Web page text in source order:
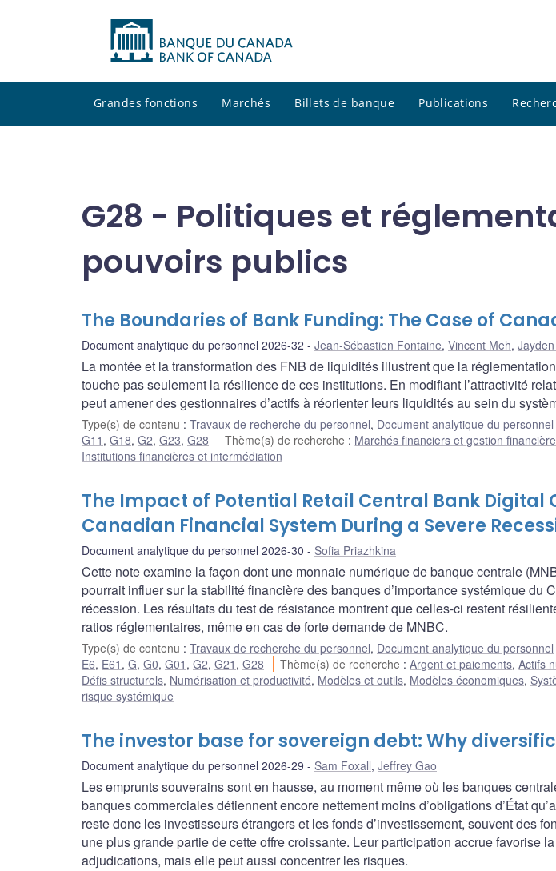
Grandes fonctions Marchés Billets de banque Publications
G28 - Politiques et
pouvoirs publics
The Boundaries of Bank Funding: The Case of
Document analytique du personnel 2026-32 Jean-Sébastien Fontaine, Vincent Meh,
La montée et la transformation des FNB de liquidités illustrent que la
touche pas seulement la résilience de ces institutions. En modifiant l’attractivité
peut amener des gestionnaires d’actifs à réorienter leurs liquidités au sein du
Type(s) de contenu : Travaux de recherche du personnel, Document analytique du personnel
G11 , G18, G2, G23, G28 Thème(s) de recherche : Marchés financiers et gestion financière
Institutions financières et intermédiation
The Impact of Potential Retail Central Bank Digital
Canadian Financial System During a Severe
Document analytique du personnel 2026-30 Sofia Priazhkina
Cette note examine la façon dont une monnaie numérique de banque centrale
pourrait influer sur la stabilité financière des banques d’importance systémique du
récession. Les résultats du test de résistance montrent que celles-ci restent
ratios réglementaires, même en cas de forte demande de MNBC.
Type(s) de contenu : Travaux de recherche du personnel, Document analytique du personnel
E6, E61 , G, G0, G01 , G2, G21 , G28 Thème(s) de recherche :Argent et paiements,Actifs
Défis structurels, Numérisation et productivité, Modèles et outils, Modèles économiques,
risque systémique
The investor base for sovereign debt: Why
Document analytique du personnel 2026-29 Sam Foxall, Jeffrey Gao
Les emprunts souverains sont en hausse, au moment même où les banques
banques commerciales détiennent encore nettement moins d’obligations d’État
reste donc les investisseurs étrangers et les fonds d’investissement, souvent des
une plus grande partie de cette offre croissante. Leur participation accrue favorise
adjudications, mais elle peut aussi concentrer les risques.